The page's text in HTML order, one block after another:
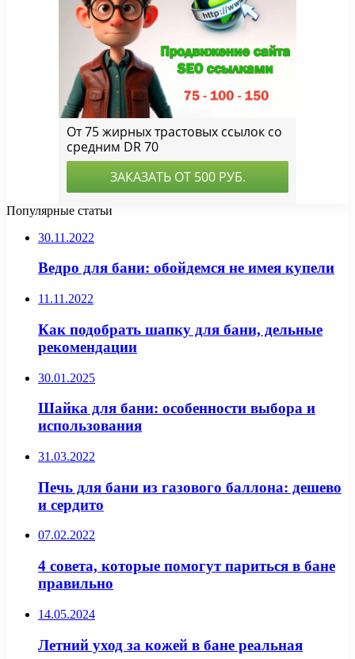
Популярные статьи
30.11.2022
Ведро для бани: обойдемся не имея купели
11.11.2022
Как подобрать шапку для бани, дельные
рекомендации
30.01.2025
Шайка для бани: особенности выбора и
использования
31.03.2022
Печь для бани из газового баллона: дешево
и сердито
07.02.2022
4 совета, которые помогут париться в бане
правильно
14.05.2024
Летний уход за кожей в бане реальная